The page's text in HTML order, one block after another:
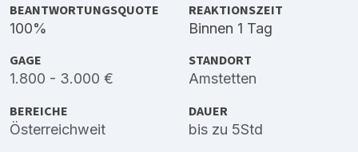
BEANTWORTUNGSQUOTE
100%
REAKTIONSZEIT
Binnen 1 Tag
GAGE
1.800 - 3.000 €
STANDORT
Amstetten
BEREICHE
Österreichweit
DAUER
bis zu 5Std